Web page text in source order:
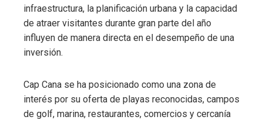
infraestructura, la planificación urbana y la capacidad
de atraer visitantes durante gran parte del año
influyen de manera directa en el desempeño de una
inversión.
Cap Cana se ha posicionado como una zona de
interés por su oferta de playas reconocidas, campos
de golf, marina, restaurantes, comercios y cercanía